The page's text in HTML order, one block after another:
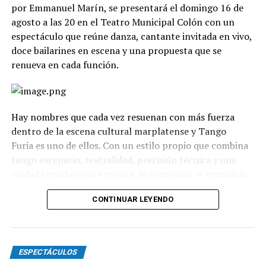
por Emmanuel Marín, se presentará el domingo 16 de
agosto a las 20 en el Teatro Municipal Colón con un
espectáculo que reúne danza, cantante invitada en vivo,
doce bailarines en escena y una propuesta que se
renueva en cada función.
Hay nombres que cada vez resuenan con más fuerza
dentro de la escena cultural marplatense y Tango
Furia es uno de ellos. Con un estilo propio que combina
tango escenario, teatralidad, precisión técnica y una
como uno de los grandes referentes del género en el
La propuesta recorre diferentes universos, desde los
clásicos hasta versiones contemporáneas y electrónicas.
A través de cuadros grupales, dúos y escenas teatrales,
CONTINUAR LEYENDO
ESPECTÁCULOS